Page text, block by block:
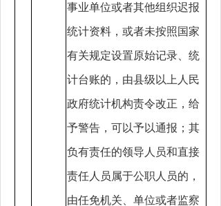
事业单位或者其他组织迟报
统计资料，或者未按照国家
有关规定设置原始记录、统
计台账的，由县级以上人民
政府统计机构责令改正，给
予警告，可以予以通报；其
负有责任的领导人员和直接
责任人员属于公职人员的，
由任免机关、单位或者监察